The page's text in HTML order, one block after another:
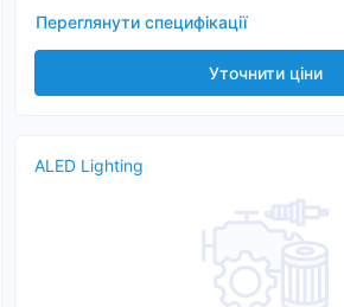
Переглянути специфікації
Уточнити ціни
ALED Lighting